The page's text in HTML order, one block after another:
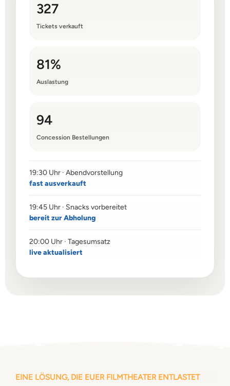
327
Tickets verkauft
81%
Auslastung
94
Concession Bestellungen
19:30 Uhr · Abendvorstellung
fast ausverkauft
19:45 Uhr · Snacks vorbereitet
bereit zur Abholung
20:00 Uhr · Tagesumsatz
live aktualisiert
EINE LÖSUNG, DIE EUER FILMTHEATER ENTLASTET